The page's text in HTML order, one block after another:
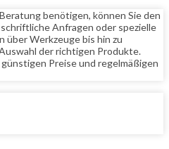
benötigen, können Sie den
Anfragen oder spezielle
über Werkzeuge bis hin zu
der richtigen Produkte.
Preise und regelmäßigen